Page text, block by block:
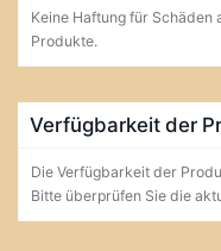
Keine Haftung für
Produkte.
Verfügbarkeit der
Die Verfügbarkeit der
Bitte überprüfen Sie die